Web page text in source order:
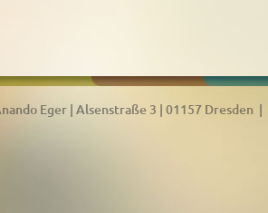
Eger | Alsenstraße 3 | 01157 Dresden |